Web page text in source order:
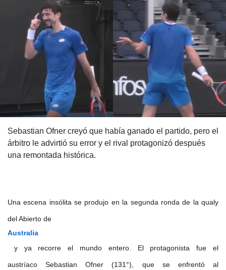
Sebastian Ofner creyó que había ganado el partido, pero el
árbitro le advirtió su error y el rival protagonizó después
una remontada histórica.
Una escena insólita se produjo en la segunda ronda de la qualy
del Abierto de
Australia
y ya recorre el mundo entero. El protagonista fue el
austríaco Sebastian Ofner (131°), que se enfrentó al